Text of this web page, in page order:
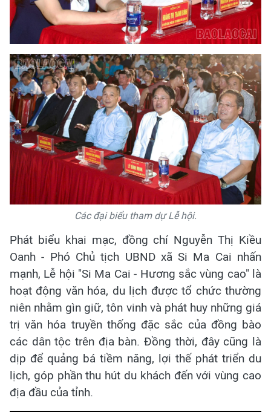
Các đại biểu tham dự Lễ hội.
Phát biểu khai mạc, đồng chí Nguyễn Thị Kiều
Oanh - Phó Chủ tịch UBND xã Si Ma Cai nhấn
mạnh, Lễ hội "Si Ma Cai - Hương sắc vùng cao" là
hoạt động văn hóa, du lịch được tổ chức thường
niên nhằm gìn giữ, tôn vinh và phát huy những giá
trị văn hóa truyền thống đặc sắc của đồng bào
các dân tộc trên địa bàn. Đồng thời, đây cũng là
dịp để quảng bá tiềm năng, lợi thế phát triển du
lịch, góp phần thu hút du khách đến với vùng cao
địa đầu của tỉnh.